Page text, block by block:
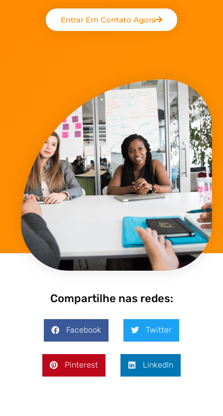
Entrar Em Contato Agora
Compartilhe nas redes:
Facebook Twitter
Pinterest LinkedIn